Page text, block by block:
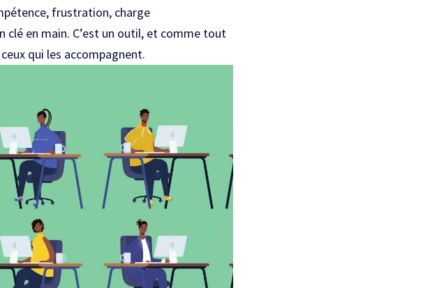
frustration, charge
clé en main. C’est un outil, et comme tout
qui les accompagnent.